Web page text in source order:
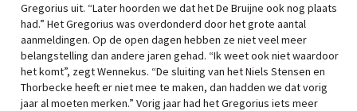
Gregorius uit. “Later hoorden we dat het De Bruijne ook nog plaats
had.” Het Gregorius was overdonderd door het grote aantal
aanmeldingen. Op de open dagen hebben ze niet veel meer
belangstelling dan andere jaren gehad. “Ik weet ook niet waardoor
het komt”, zegt Wennekus. “De sluiting van het Niels Stensen en
Thorbecke heeft er niet mee te maken, dan hadden we dat vorig
jaar al moeten merken.” Vorig jaar had het Gregorius iets meer